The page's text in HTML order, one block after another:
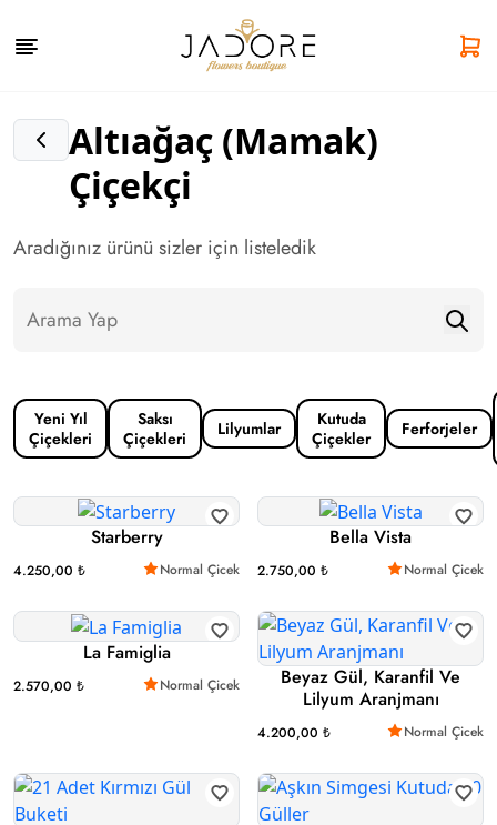
Altıağaç (Mamak)
Çiçekçi
Aradığınız ürünü sizler için listeledik
Yeni Yıl
Çiçekleri
Saksı
Çiçekleri
Lilyumlar
Kutuda
Çiçekler
Ferforjeler
Starberry
4.250,00 ₺ Normal Çicek
Bella Vista
2.750,00 ₺ Normal Çicek
La Famiglia
2.570,00 ₺ Normal Çicek
Beyaz Gül, Karanfil Ve
Lilyum Aranjmanı
4.200,00 ₺ Normal Çicek